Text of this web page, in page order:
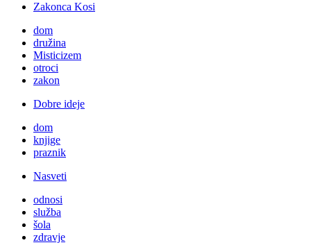
Zakonca Kosi
dom
družina
Misticizem
otroci
zakon
Dobre ideje
dom
knjige
praznik
Nasveti
odnosi
služba
šola
zdravje